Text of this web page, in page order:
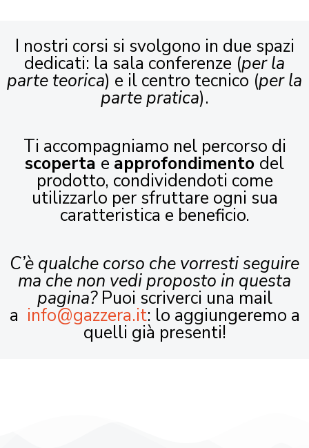
I nostri corsi si svolgono in due spazi
dedicati: la sala conferenze (per la
parte teorica) e il centro tecnico (per la
parte pratica).
Ti accompagniamo nel percorso di
scoperta e approfondimento del
prodotto, condividendoti come
utilizzarlo per sfruttare ogni sua
caratteristica e beneficio.
C’è qualche corso che vorresti seguire
ma che non vedi proposto in questa
pagina?Puoi scriverci una mail
a info@gazzera.it: lo aggiungeremo a
quelli già presenti!